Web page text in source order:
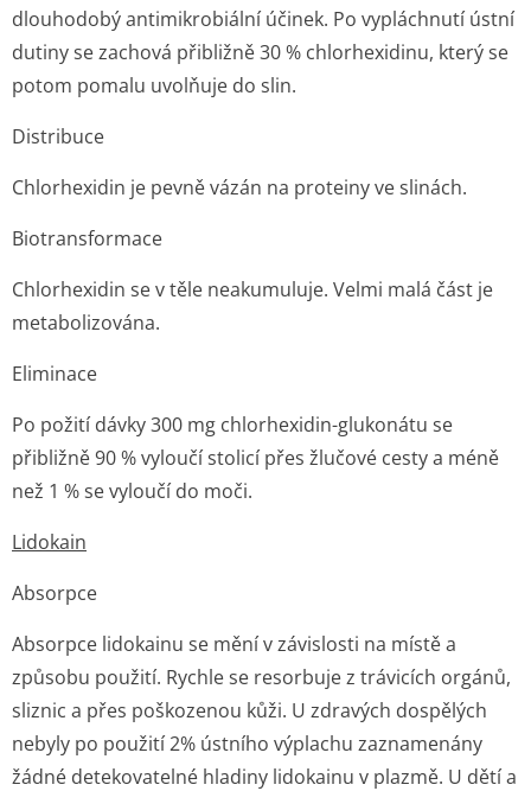
dlouhodobý antimikrobiální účinek. Po vypláchnutí ústní
dutiny se zachová přibližně 30 % chlorhexidinu, který se
potom pomalu uvolňuje do slin.
Distribuce
Chlorhexidin je pevně vázán na proteiny ve slinách.
Biotransformace
Chlorhexidin se v těle neakumuluje. Velmi malá část je
metabolizována.
Eliminace
Po požití dávky 300 mg chlorhexidin-glukonátu se
přibližně 90 % vyloučí stolicí přes žlučové cesty a méně
než 1 % se vyloučí do moči.
Lidokain
Absorpce
Absorpce lidokainu se mění v závislosti na místě a
způsobu použití. Rychle se resorbuje z trávicích orgánů,
sliznic a přes poškozenou kůži. U zdravých dospělých
nebyly po použití 2% ústního výplachu zaznamenány
žádné detekovatelné hladiny lidokainu v plazmě. U dětí a